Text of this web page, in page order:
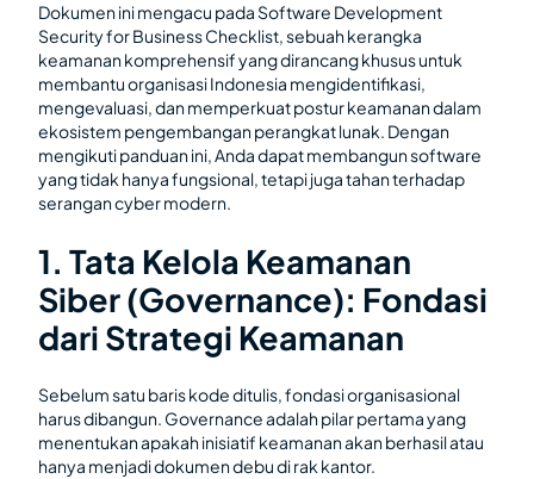
Dokumen ini mengacu pada Software Development
Security for Business Checklist, sebuah kerangka
keamanan komprehensif yang dirancang khusus untuk
membantu organisasi Indonesia mengidentifikasi,
mengevaluasi, dan memperkuat postur keamanan dalam
ekosistem pengembangan perangkat lunak. Dengan
mengikuti panduan ini, Anda dapat membangun software
yang tidak hanya fungsional, tetapi juga tahan terhadap
serangan cyber modern.
1. Tata Kelola Keamanan
Siber (Governance): Fondasi
dari Strategi Keamanan
Sebelum satu baris kode ditulis, fondasi organisasional
harus dibangun. Governance adalah pilar pertama yang
menentukan apakah inisiatif keamanan akan berhasil atau
hanya menjadi dokumen debu di rak kantor.